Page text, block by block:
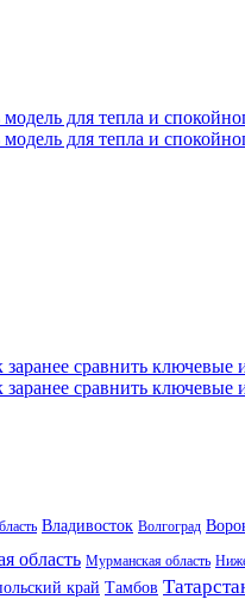
для тепла и
для тепла и
сравнить ключевые
сравнить ключевые
Владивосток Волгоград
область Мурманская область
край Тамбов